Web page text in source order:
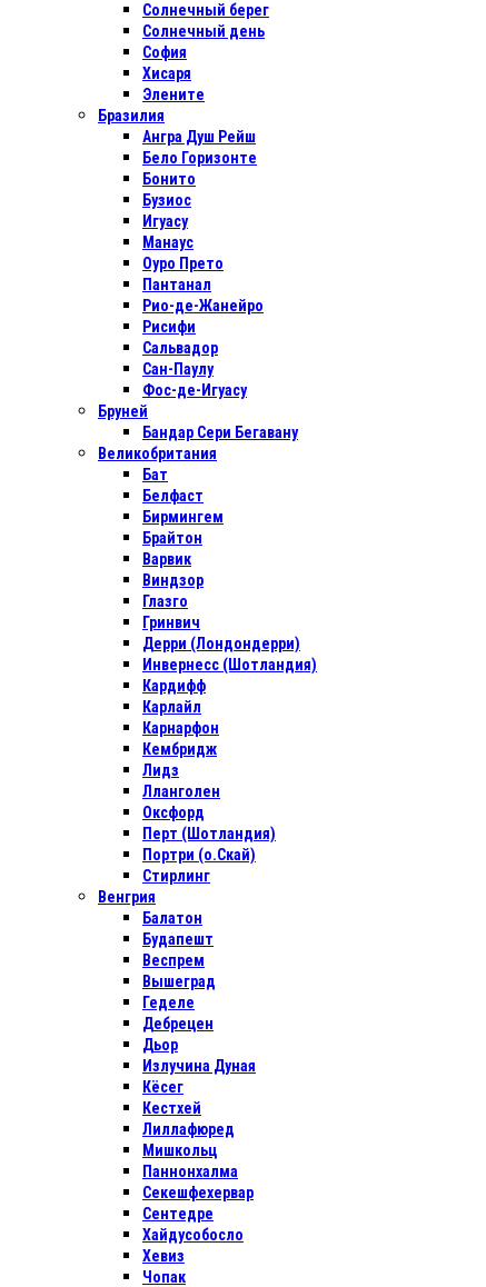
Солнечный берег
Солнечный день
София
Хисаря
Элените
Бразилия
Ангра Душ Рейш
Бело Горизонте
Бонито
Бузиос
Игуасу
Манаус
Оуро Прето
Пантанал
Рио-де-Жанейро
Рисифи
Сальвадор
Сан-Паулу
Фос-де-Игуасу
Бруней
Бандар Сери Бегавану
Великобритания
Бат
Белфаст
Бирмингем
Брайтон
Варвик
Виндзор
Глазго
Гринвич
Дерри (Лондондерри)
Инвернесс (Шотландия)
Кардифф
Карлайл
Карнарфон
Кембридж
Лидз
Лланголен
Оксфорд
Перт (Шотландия)
Портри (о.Скай)
Стирлинг
Венгрия
Балатон
Будапешт
Веспрем
Вышеград
Геделе
Дебрецен
Дьор
Излучина Дуная
Кёсег
Кестхей
Лиллафюред
Мишкольц
Паннонхалма
Секешфехервар
Сентедре
Хайдусобосло
Хевиз
Чопак